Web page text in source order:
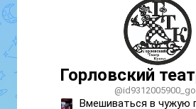
Горловский
Вмешиваться в чужую